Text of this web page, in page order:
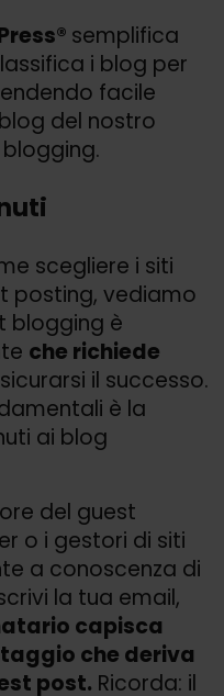
semplifica
i blog per
facile
del nostro
scegliere i siti
posting, vediamo
blogging è
che richiede
il successo.
è la
ai blog
del guest
o i gestori di siti
a conoscenza di
la tua email,
capisca
che deriva
post. Ricorda: il